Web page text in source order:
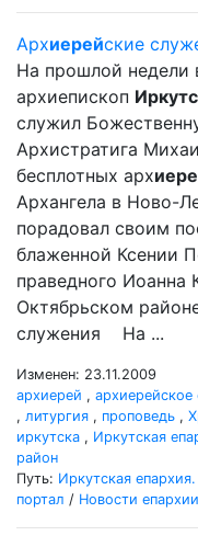
Архиерейские
На прошлой недели
архиепископ
служил
Архистратига
бесплотных арх
Архангела в Ново-
порадовал своим
блаженной Ксении
праведного Иоанна
Октябрьском
служения На ...
Изменен: 23.11.2009
архиерей ,
, литургия , проповедь ,
иркутска , Иркутская
район
Путь: Иркутская
портал / Новости епархии